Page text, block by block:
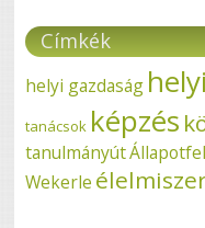
Címkék
helyi gazdaság
tanácsok képzés
tanulmányút
Wekerle